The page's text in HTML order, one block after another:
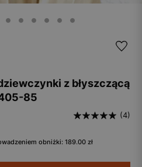
z błyszczącą
85
(4)
obniżki: 189.00 zł